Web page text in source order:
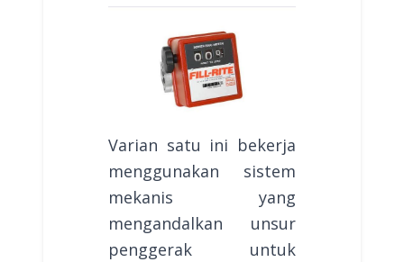
Varian satu ini bekerja
menggunakan sistem
mekanis yang
mengandalkan unsur
penggerak untuk